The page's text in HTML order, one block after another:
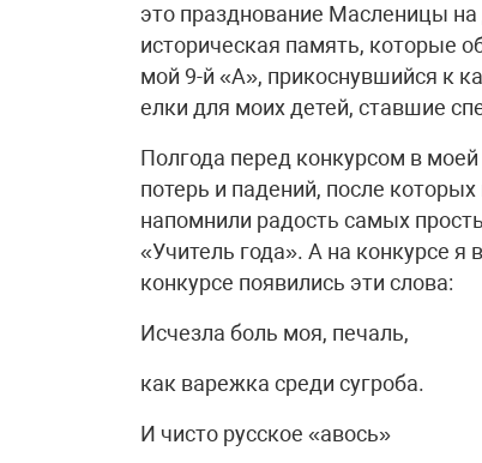
это празднование Масленицы на
историческая память, которые
мой 9-й «А», прикоснувшийся к
елки для моих детей, ставшие
Полгода перед конкурсом в
потерь и падений, после
напомнили радость самых
«Учитель года». А на конкурсе я
конкурсе появились эти слова:
Исчезла боль моя, печаль,
как варежка среди сугроба.
И чисто русское «авось»